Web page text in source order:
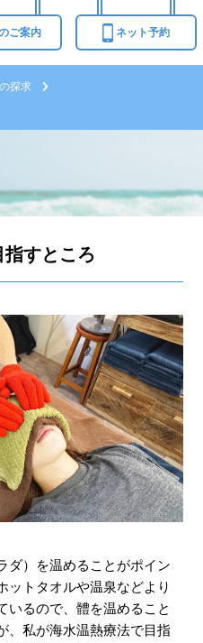
ご案内 ネット予約
探求
すところ
ダ）を温めることがポイン
ットタオルや温泉などより
いるので、體を温めること
、私が海水温熱療法で目指